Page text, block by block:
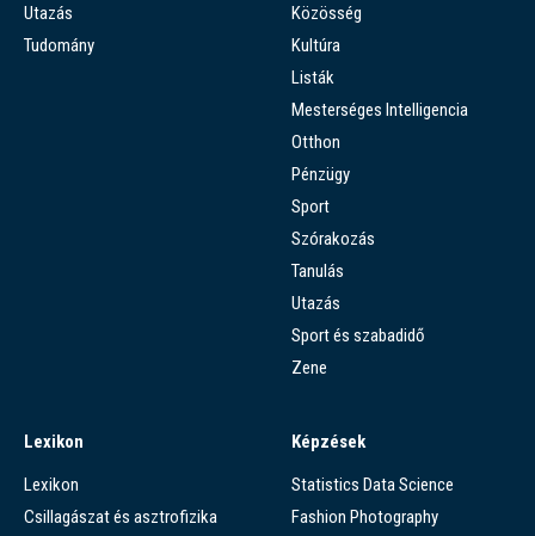
Utazás
Tudomány
Közösség
Kultúra
Listák
Mesterséges Intelligencia
Otthon
Pénzügy
Sport
Szórakozás
Tanulás
Utazás
Sport és szabadidő
Zene
Lexikon
Lexikon
Csillagászat és asztrofizika
Képzések
Statistics Data Science
Fashion Photography